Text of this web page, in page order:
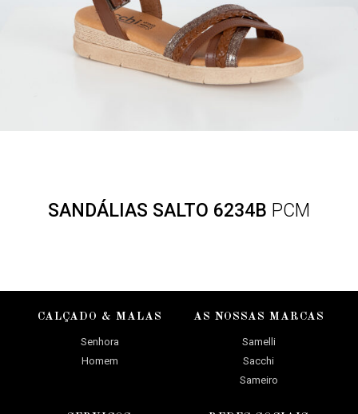
SANDÁLIAS SALTO 6234B PCM
CALÇADO & MALAS
Senhora
Homem
AS NOSSAS MARCAS
Samelli
Sacchi
Sameiro